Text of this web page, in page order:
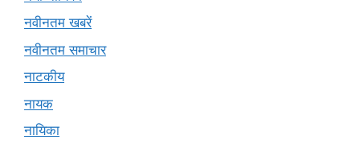
नवीनतम खबरें
नवीनतम समाचार
नाटकीय
नायक
नायिका